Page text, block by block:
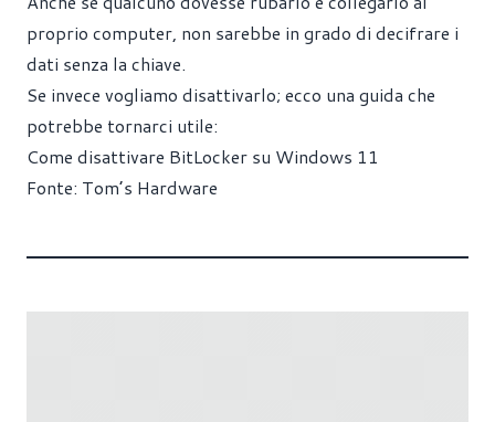
proprio computer, non sarebbe in grado di decifrare i
dati senza la chiave.
Se invece vogliamo disattivarlo; ecco una guida che
potrebbe tornarci utile:
Come disattivare BitLocker su Windows 11
Fonte: Tom’s Hardware